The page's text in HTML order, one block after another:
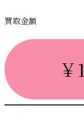
買取金額